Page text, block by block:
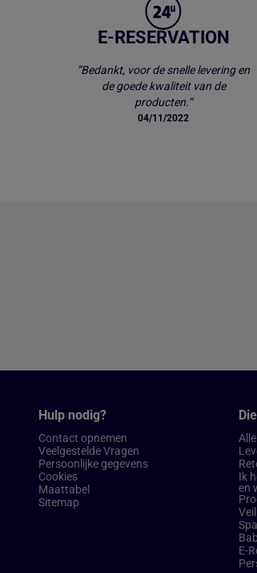
E-RESERVATION
“Bedankt, voor de snelle levering en
de goede kwaliteit van de
producten.“
04/11/2022
Hulp nodig?
Contact opnemen
Veelgestelde Vragen
Persoonlijke gegevens
Cookies
Maattabel
Sitemap
Ik
en
E-